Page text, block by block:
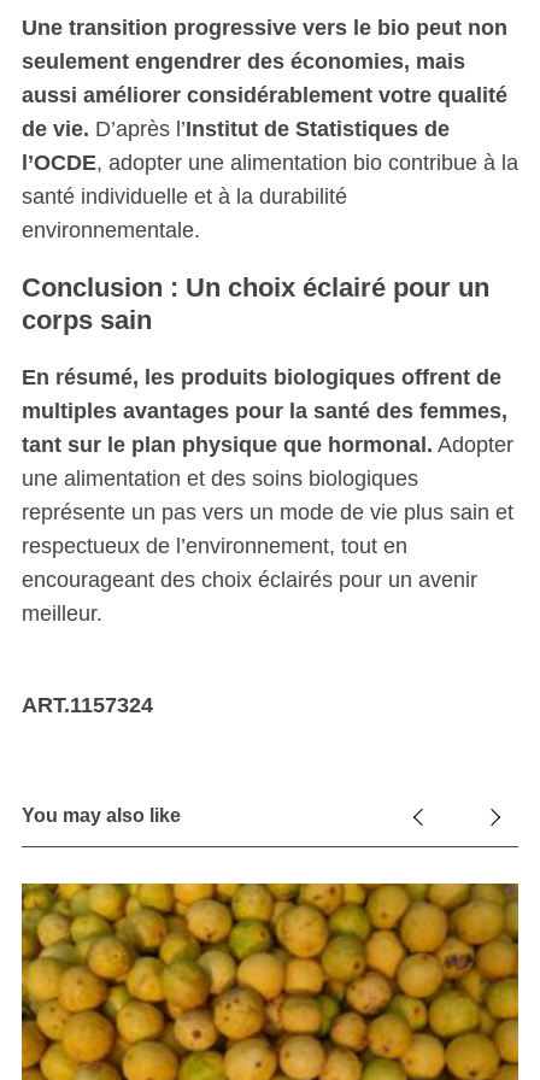
Une transition progressive vers le bio peut non
seulement engendrer des économies, mais
aussi améliorer considérablement votre qualité
de vie. D’après l’Institut de Statistiques de
l’OCDE, adopter une alimentation bio contribue à la
santé individuelle et à la durabilité
environnementale.
Conclusion : Un choix éclairé pour un
corps sain
En résumé, les produits biologiques offrent de
multiples avantages pour la santé des femmes,
tant sur le plan physique que hormonal. Adopter
une alimentation et des soins biologiques
représente un pas vers un mode de vie plus sain et
respectueux de l’environnement, tout en
encourageant des choix éclairés pour un avenir
meilleur.
ART.1157324
You may also like